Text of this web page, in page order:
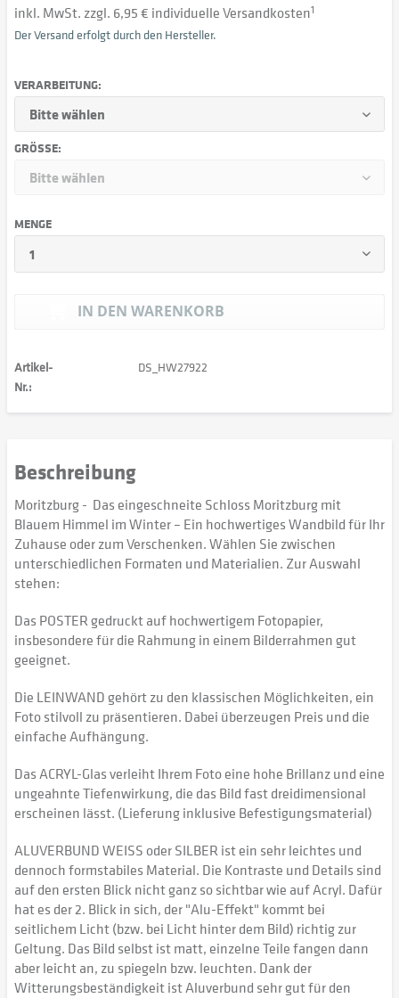
inkl. MwSt. zzgl. 6,95 € individuelle Versandkosten1
Der Versand erfolgt durch den Hersteller.
VERARBEITUNG:
GRÖSSE:
MENGE
IN DEN WARENKORB
Artikel-
Nr.:
DS_HW27922
Beschreibung
Moritzburg - Das eingeschneite Schloss Moritzburg mit
Blauem Himmel im Winter – Ein hochwertiges Wandbild für Ihr
Zuhause oder zum Verschenken. Wählen Sie zwischen
unterschiedlichen Formaten und Materialien. Zur Auswahl
stehen:
Das POSTER gedruckt auf hochwertigem Fotopapier,
insbesondere für die Rahmung in einem Bilderrahmen gut
geeignet.
Die LEINWAND gehört zu den klassischen Möglichkeiten, ein
Foto stilvoll zu präsentieren. Dabei überzeugen Preis und die
einfache Aufhängung.
Das ACRYL-Glas verleiht Ihrem Foto eine hohe Brillanz und eine
ungeahnte Tiefenwirkung, die das Bild fast dreidimensional
erscheinen lässt. (Lieferung inklusive Befestigungsmaterial)
ALUVERBUND WEISS oder SILBER ist ein sehr leichtes und
dennoch formstabiles Material. Die Kontraste und Details sind
auf den ersten Blick nicht ganz so sichtbar wie auf Acryl. Dafür
hat es der 2. Blick in sich, der "Alu-Effekt" kommt bei
seitlichem Licht (bzw. bei Licht hinter dem Bild) richtig zur
Geltung. Das Bild selbst ist matt, einzelne Teile fangen dann
aber leicht an, zu spiegeln bzw. leuchten. Dank der
Witterungsbeständigkeit ist Aluverbund sehr gut für den